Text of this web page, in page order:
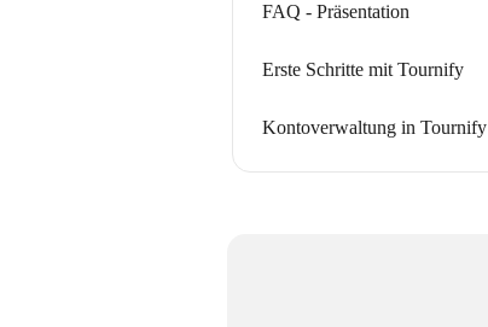
FAQ - Präsentation
Erste Schritte mit Tournify
Kontoverwaltung in Tournify